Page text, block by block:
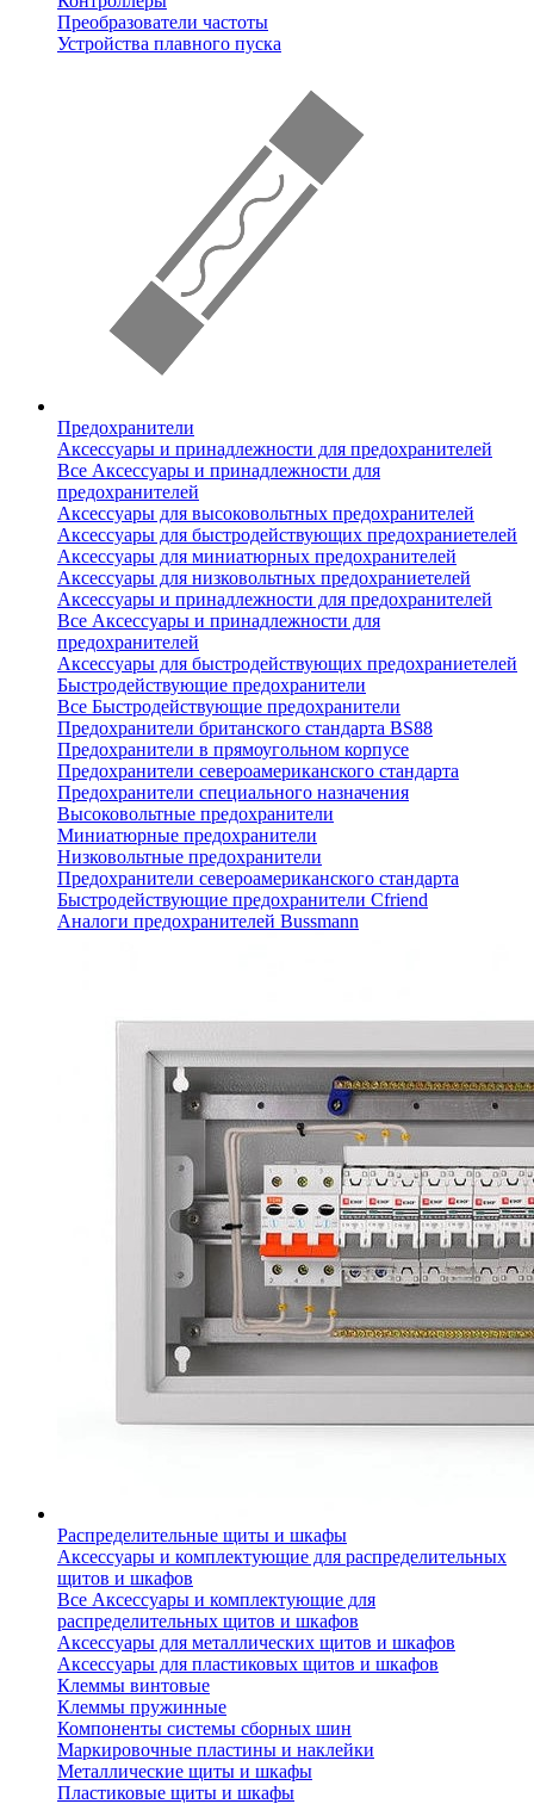
Преобразователи частоты
Устройства плавного пуска
Предохранители
Аксессуары и принадлежности для предохранителей
Все Аксессуары и принадлежности для
предохранителей
Аксессуары для высоковольтных предохранителей
Аксессуары для быстродействующих предохраниетелей
Аксессуары для миниатюрных предохранителей
Аксессуары для низковольтных предохраниетелей
Аксессуары и принадлежности для предохранителей
Все Аксессуары и принадлежности для
предохранителей
Аксессуары для быстродействующих предохраниетелей
Быстродействующие предохранители
Все Быстродействующие предохранители
Предохранители британского стандарта BS88
Предохранители в прямоугольном корпусе
Предохранители североамериканского стандарта
Предохранители специального назначения
Высоковольтные предохранители
Миниатюрные предохранители
Низковольтные предохранители
Предохранители североамериканского стандарта
Быстродействующие предохранители Cfriend
Аналоги предохранителей Bussmann
Распределительные щиты и шкафы
Аксессуары и комплектующие для распределительных
щитов и шкафов
Все Аксессуары и комплектующие для
распределительных щитов и шкафов
Аксессуары для металлических щитов и шкафов
Аксессуары для пластиковых щитов и шкафов
Клеммы винтовые
Клеммы пружинные
Компоненты системы сборных шин
Маркировочные пластины и наклейки
Металлические щиты и шкафы
Пластиковые щиты и шкафы